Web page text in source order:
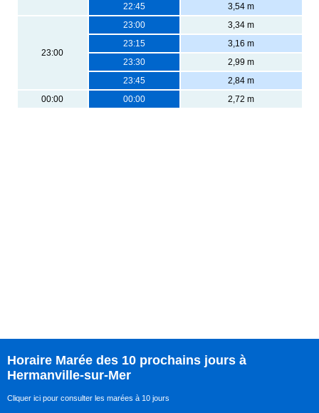
22:45
3,54 m
23:00
23:00
3,34 m
23:15
3,16 m
23:30
2,99 m
23:45
2,84 m
00:00
00:00 2,72 m
Horaire Marée des 10 prochains jours à
Hermanville-sur-Mer
Cliquer ici pour consulter les marées à 10 jours